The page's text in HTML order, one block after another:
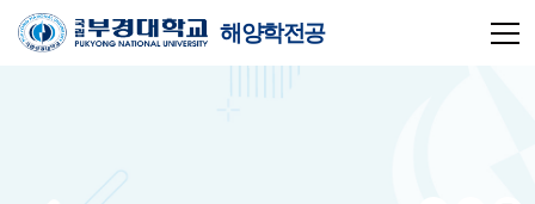
해양학전공